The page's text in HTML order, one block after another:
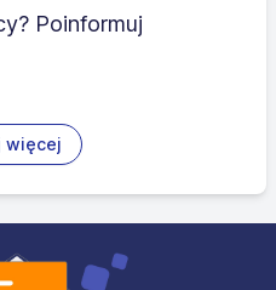
Poinformuj
więcej